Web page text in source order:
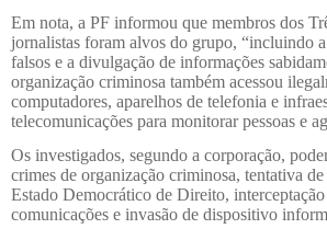
Em nota, a PF informou que membros dos
jornalistas foram alvos do grupo, “incluindo
falsos e a divulgação de informações
organização criminosa também acessou
computadores, aparelhos de telefonia e
telecomunicações para monitorar pessoas e
Os investigados, segundo a corporação,
crimes de organização criminosa, tentativa
Estado Democrático de Direito,
comunicações e invasão de dispositivo